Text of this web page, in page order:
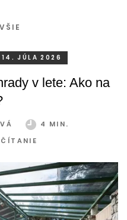
14. JÚLA 2026
v lete: Ako na
4 MIN.